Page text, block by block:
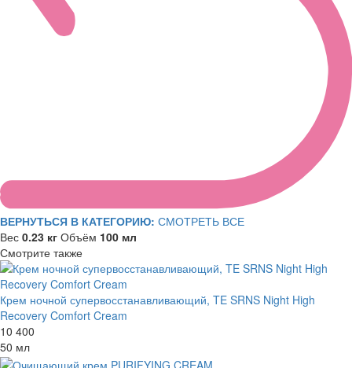
ВЕРНУТЬСЯ В КАТЕГОРИЮ: СМОТРЕТЬ ВСЕ
Вес 0.23 кг Объём 100 мл
Смотрите также
Крем ночной супервосстанавливающий, TE SRNS Night High
Recovery Comfort Cream
10 400
50 мл